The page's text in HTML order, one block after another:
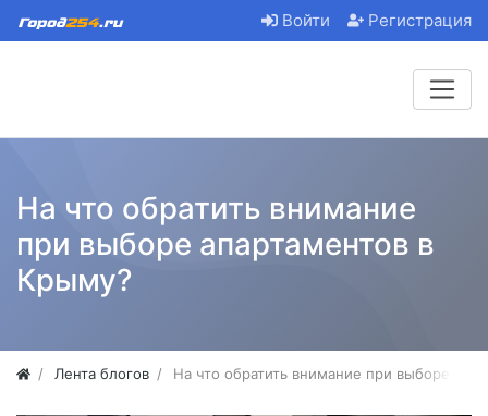
Войти Регистрация
На что обратить внимание
при выборе апартаментов в
Крыму?
Лента блогов На что обратить внимание при выборе